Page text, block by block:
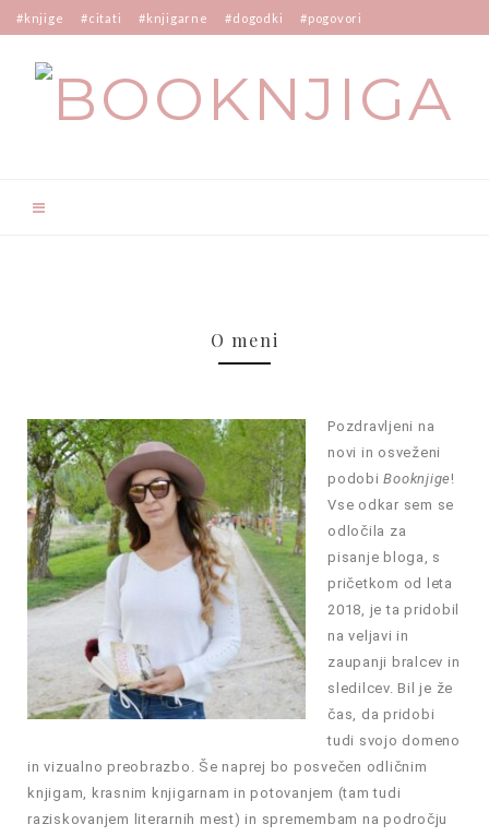
#knjige #citati #knjigarne #dogodki #pogovori
O meni
Pozdravljeni na
novi in osveženi
podobiBooknjige!
Vse odkar sem se
odločila za
pisanje bloga, s
pričetkom od leta
2018, je ta pridobil
na veljavi in
zaupanji bralcev in
sledilcev. Bil je že
čas, da pridobi
tudi svojo domeno
in vizualno preobrazbo. Še naprej bo posvečen odličnim
knjigam, krasnim knjigarnam in potovanjem (tam tudi
raziskovanjem literarnih mest) in spremembam na področju